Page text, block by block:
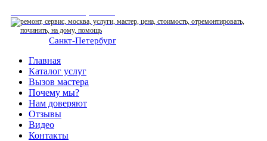
Санкт-Петербург
Главная
Каталог услуг
Вызов мастера
Почему мы?
Нам доверяют
Отзывы
Видео
Контакты